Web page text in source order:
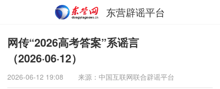
东营辟谣平台
网传“2026高考答案”系谣言
（2026·06·12）
2026-06-12 19:08 来源：中国互联网联合辟谣平台